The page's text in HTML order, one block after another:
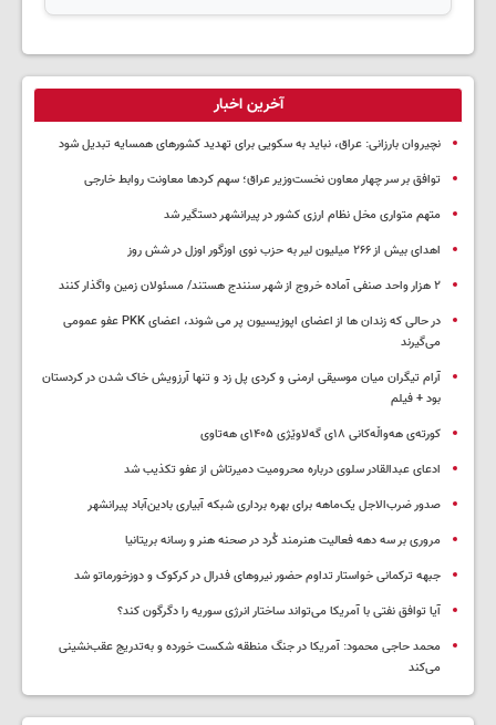
آخرین اخبار
نچیروان بارزانی: عراق، نباید به سکویی برای تهدید کشورهای همسایه تبدیل شود
توافق بر سر چهار معاون نخست‌وزیر عراق؛ سهم کردها معاونت روابط خارجی
متهم متواری مخل نظام ارزی کشور در پیرانشهر دستگیر شد
اهدای بیش از ۲۶۶ میلیون لیر به حزب نوی اوزگور اوزل در شش روز
۲ هزار واحد صنفی آماده خروج از شهر سنندج هستند/ مسئولان زمین واگذار کنند
در حالی که زندان ها از اعضای اپوزیسیون پر می شوند، اعضای PKK عفو عمومی
می‌گیرند
آرام تیگران میان موسیقی ارمنی و کردی پل زد و تنها آرزویش خاک شدن در کردستان
بود + فیلم
کورتەی هەواڵەکانی ۱۸ی گەلاوێژی ۱۴۰۵ی هەتاوی
ادعای عبدالقادر سلوی درباره محرومیت دمیرتاش از عفو تکذیب شد
صدور ضرب‌الاجل یک‌ماهه برای بهره برداری شبکه آبیاری بادین‌آباد پیرانشهر
مروری بر سه دهه فعالیت هنرمند کُرد در صحنه هنر و رسانه بریتانیا
جبهه ترکمانی خواستار تداوم حضور نیروهای فدرال در کرکوک و دوزخورماتو شد
آیا توافق نفتی با آمریکا می‌تواند ساختار انرژی سوریه را دگرگون کند؟
محمد حاجی محمود: آمریکا در جنگ منطقه شکست خورده و به‌تدریج عقب‌نشینی
می‌کند